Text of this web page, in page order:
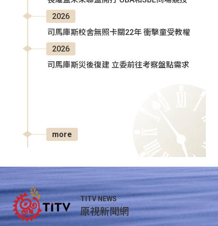
2026
司馬庫斯校舍無照卡關22年 衝擊童受教權
2026
司馬庫斯災後復建 立委前往考察盤點需求
more
TITV NEWS
原視新聞網